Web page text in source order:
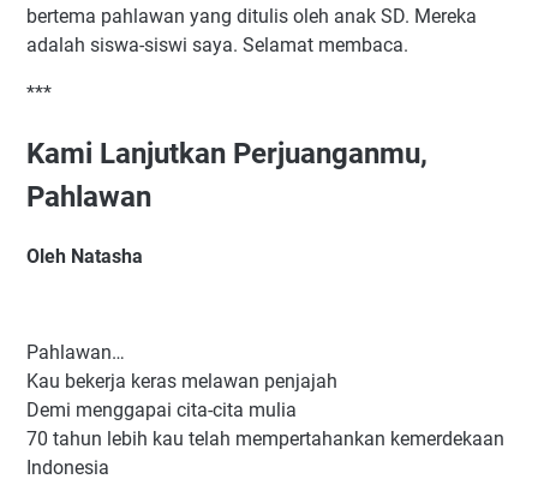
bertema pahlawan yang ditulis oleh anak SD. Mereka
adalah siswa-siswi saya. Selamat membaca.
***
Kami Lanjutkan Perjuanganmu,
Pahlawan
Oleh Natasha
Pahlawan…
Kau bekerja keras melawan penjajah
Demi menggapai cita-cita mulia
70 tahun lebih kau telah mempertahankan kemerdekaan
Indonesia